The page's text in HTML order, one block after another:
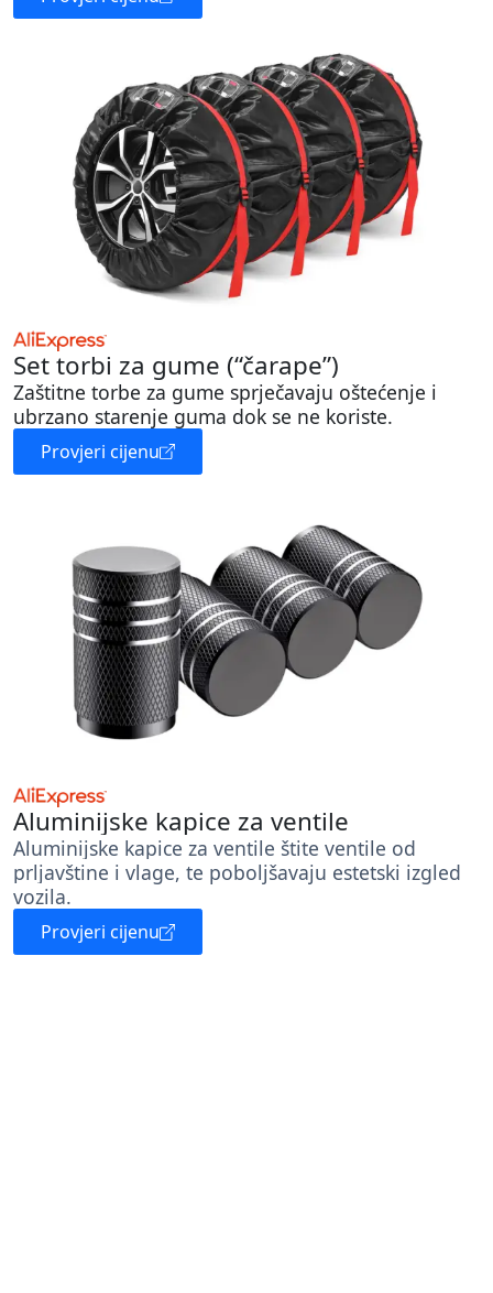
Set torbi za gume (“čarape”)
Zaštitne torbe za gume sprječavaju oštećenje i
ubrzano starenje guma dok se ne koriste.
Provjeri cijenu
Aluminijske kapice za ventile
Aluminijske kapice za ventile štite ventile od
prljavštine i vlage, te poboljšavaju estetski izgled
vozila.
Provjeri cijenu